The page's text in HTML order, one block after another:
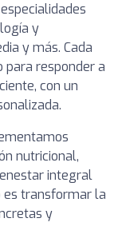
y
y más. Cada
para responder a
con un
nutricional,
integral
es transformar la
y